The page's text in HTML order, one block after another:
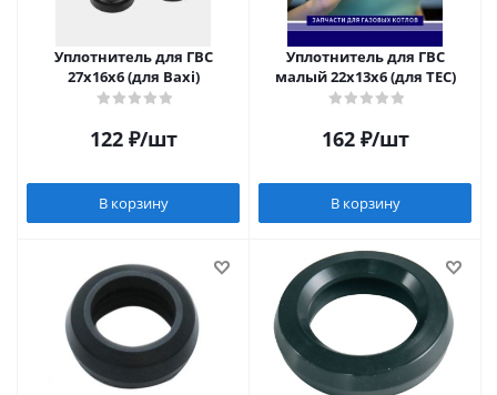
Уплотнитель для ГВС
27x16x6 (для Baxi)
122₽/шт
В корзину
Уплотнитель для ГВС
малый 22x13x6 (для TEC)
162₽/шт
В корзину